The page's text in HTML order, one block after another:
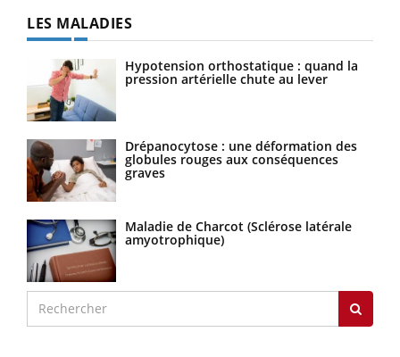
LES MALADIES
Hypotension orthostatique : quand la
pression artérielle chute au lever
Drépanocytose : une déformation des
globules rouges aux conséquences
graves
Maladie de Charcot (Sclérose latérale
amyotrophique)